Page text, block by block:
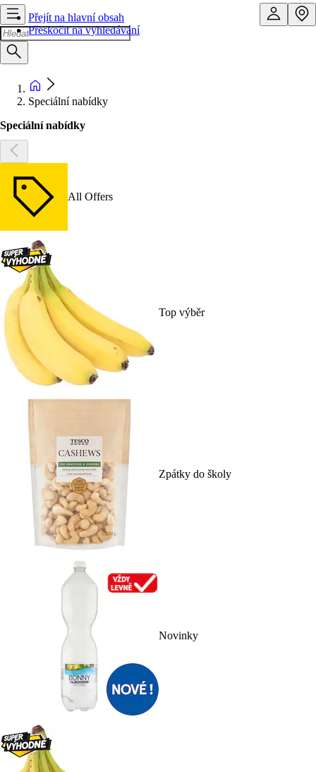
Přejít na hlavní obsah
Přeskočit na vyhledávání
Speciální nabídky
Speciální nabídky
All Offers
Top výběr
Zpátky do školy
Novinky